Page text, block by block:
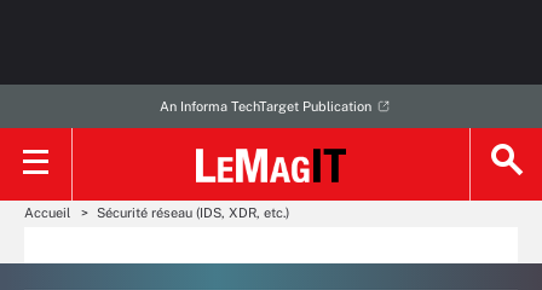
An Informa TechTarget Publication
Accueil Sécurité réseau (IDS, XDR, etc.)